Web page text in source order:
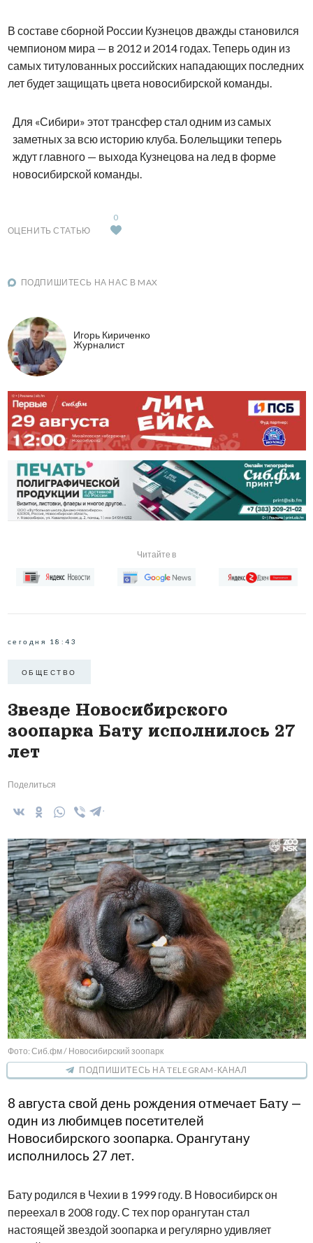
В составе сборной России Кузнецов дважды становился
чемпионом мира — в 2012 и 2014 годах. Теперь один из
самых титулованных российских нападающих последних
лет будет защищать цвета новосибирской команды.
Для «Сибири» этот трансфер стал одним из самых
заметных за всю историю клуба. Болельщики теперь
ждут главного — выхода Кузнецова на лед в форме
новосибирской команды.
ОЦЕНИТЬ СТАТЬЮ
0
ПОДПИШИТЕСЬ НА НАС В MAX
Игорь Кириченко
Журналист
Читайте в
сегодня 18:43
ОБЩЕСТВО
Звезде Новосибирского
зоопарка Бату исполнилось 27
лет
Поделиться
Фото: Сиб.фм / Новосибирский зоопарк
ПОДПИШИТЕСЬ НА TELEGRAM-КАНАЛ
8 августа свой день рождения отмечает Бату —
один из любимцев посетителей
Новосибирского зоопарка. Орангутану
исполнилось 27 лет.
Бату родился в Чехии в 1999 году. В Новосибирск он
переехал в 2008 году. С тех пор орангутан стал
настоящей звездой зоопарка и регулярно удивляет